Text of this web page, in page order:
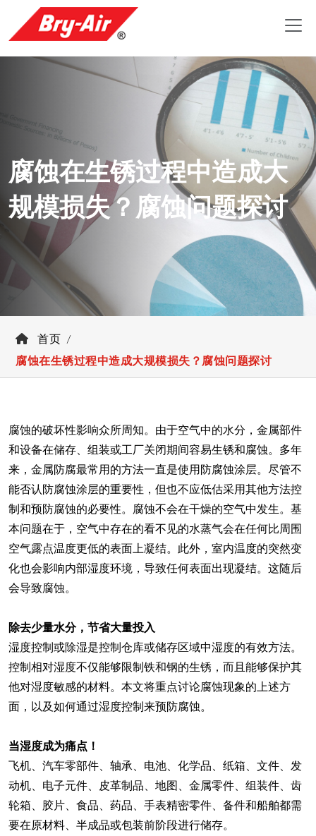
腐蚀在生锈过程中造成大
规模损失？腐蚀问题探讨
首页
腐蚀在生锈过程中造成大规模损失？腐蚀问题探讨
腐蚀的破坏性影响众所周知。由于空气中的水分，金属部件
和设备在储存、组装或工厂关闭期间容易生锈和腐蚀。多年
来，金属防腐最常用的方法一直是使用防腐蚀涂层。尽管不
能否认防腐蚀涂层的重要性，但也不应低估采用其他方法控
制和预防腐蚀的必要性。腐蚀不会在干燥的空气中发生。基
本问题在于，空气中存在的看不见的水蒸气会在任何比周围
空气露点温度更低的表面上凝结。此外，室内温度的突然变
化也会影响内部湿度环境，导致任何表面出现凝结。这随后
会导致腐蚀。
除去少量水分，节省大量投入
湿度控制或除湿是控制仓库或储存区域中湿度的有效方法。
控制相对湿度不仅能够限制铁和钢的生锈，而且能够保护其
他对湿度敏感的材料。本文将重点讨论腐蚀现象的上述方
面，以及如何通过湿度控制来预防腐蚀。
当湿度成为痛点！
飞机、汽车零部件、轴承、电池、化学品、纸箱、文件、发
动机、电子元件、皮革制品、地图、金属零件、组装件、齿
轮箱、胶片、食品、药品、手表精密零件、备件和船舶都需
要在原材料、半成品或包装前阶段进行储存。